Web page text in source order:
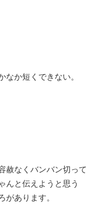
なか短くできない。
赦なくバンバン切って
んと伝えようと思う
があります。